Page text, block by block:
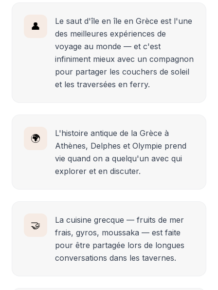
👤
Le saut d'île en île en Grèce est l'une
des meilleures expériences de
voyage au monde — et c'est
infiniment mieux avec un compagnon
pour partager les couchers de soleil
et les traversées en ferry.
🌍
L'histoire antique de la Grèce à
Athènes, Delphes et Olympie prend
vie quand on a quelqu'un avec qui
explorer et en discuter.
🤝
La cuisine grecque — fruits de mer
frais, gyros, moussaka — est faite
pour être partagée lors de longues
conversations dans les tavernes.